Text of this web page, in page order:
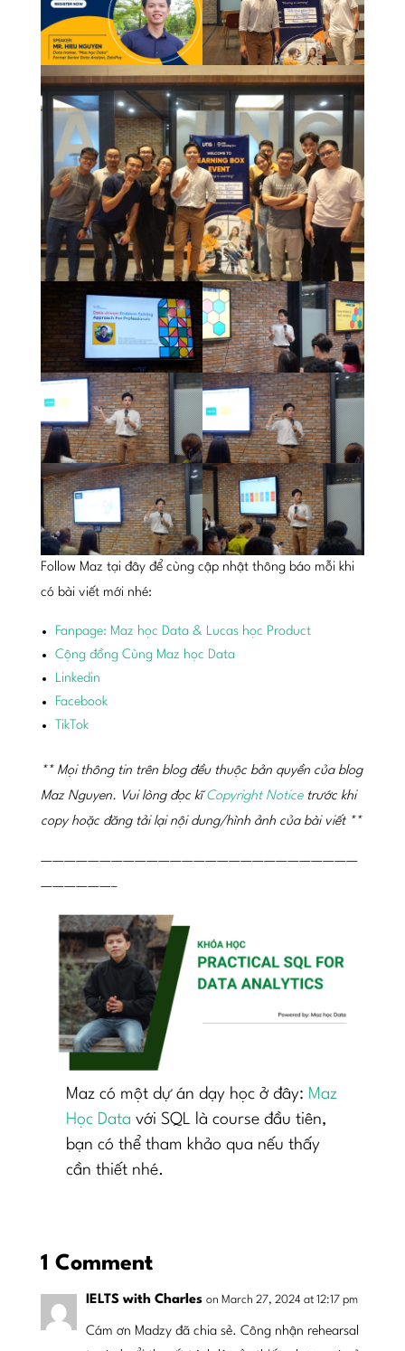
Follow Maz tại đây để cùng cập nhật thông báo mỗi khi
có bài viết mới nhé:
Fanpage: Maz học Data & Lucas học Product
Cộng đồng Cùng Maz học Data
Linkedin
Facebook
TikTok
** Mọi thông tin trên blog đều thuộc bản quyền của blog
Maz Nguyen. Vui lòng đọc kĩCopyright Noticetrước khi
copy hoặc đăng tải lại nội dung/hình ảnh của bài viết **
———————————————————————————
——————–
Maz có một dự án dạy học ở đây: Maz
Học Data với SQL là course đầu tiên,
bạn có thể tham khảo qua nếu thấy
cần thiết nhé.
1 Comment
IELTS with Charles on March 27, 2024 at 12:17 pm
Cám ơn Madzy đã chia sẻ. Công nhận rehearsal